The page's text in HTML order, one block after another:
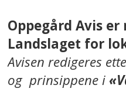
Oppegård Avis er
Landslaget for
Avisen redigeres
og prinsippene i